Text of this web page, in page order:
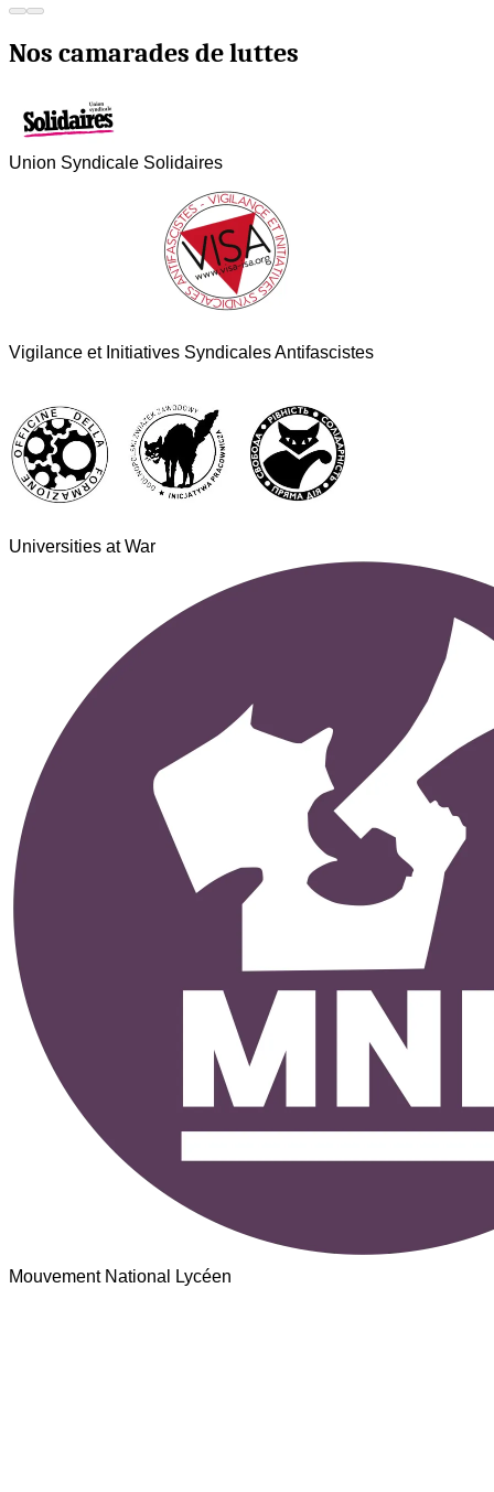
Nos camarades de luttes
Union Syndicale Solidaires
Vigilance et Initiatives Syndicales Antifascistes
Universities at War
Mouvement National Lycéen